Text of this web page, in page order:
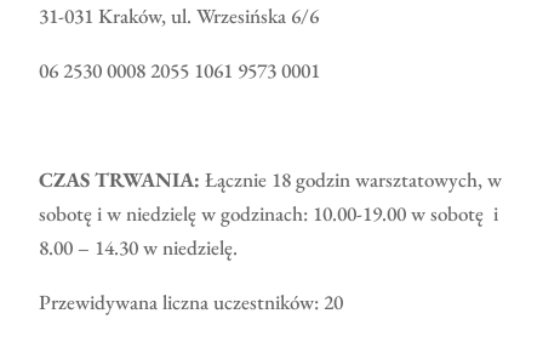
31-031 Kraków, ul. Wrzesińska 6/6
06 2530 0008 2055 1061 9573 0001
CZAS TRWANIA:Łącznie 18 godzin warsztatowych, w
sobotę i w niedzielę w godzinach: 10.00-19.00 w sobotę i
8.00 – 14.30 w niedzielę.
Przewidywana liczna uczestników: 20